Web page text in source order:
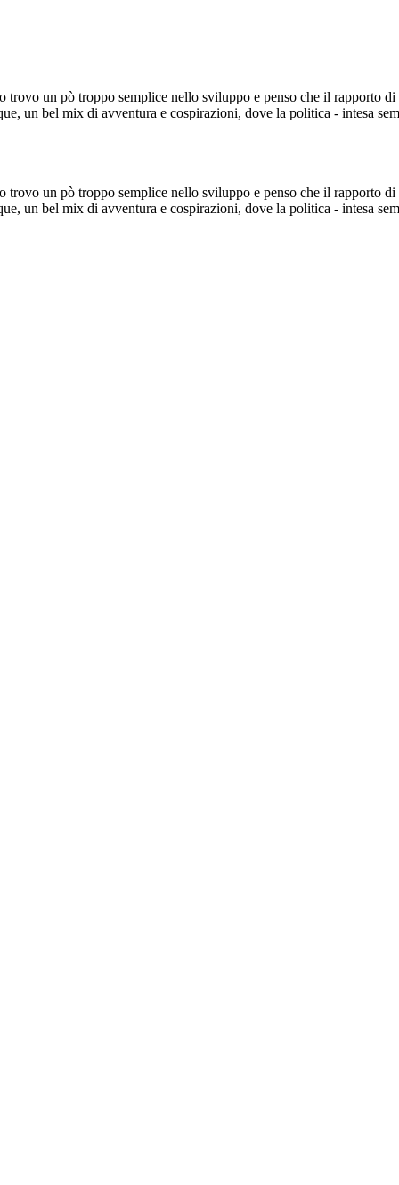
un pò troppo semplice nello sviluppo e penso che il rapporto
un bel mix di avventura e cospirazioni, dove la politica - intesa
un pò troppo semplice nello sviluppo e penso che il rapporto
un bel mix di avventura e cospirazioni, dove la politica - intesa